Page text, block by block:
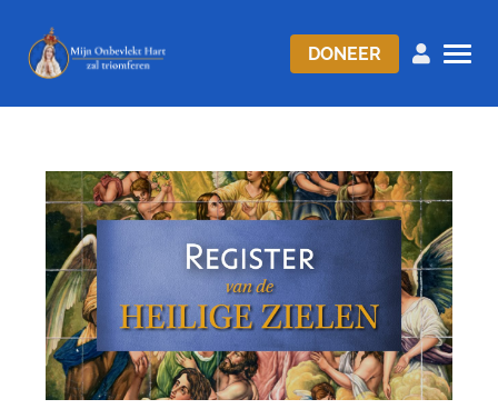
DONEER